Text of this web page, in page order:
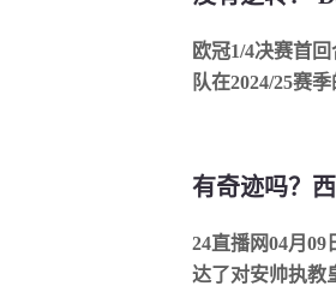
欧冠1/4决赛首
队在2024/25赛
24直播网04月
达了对安帅执教